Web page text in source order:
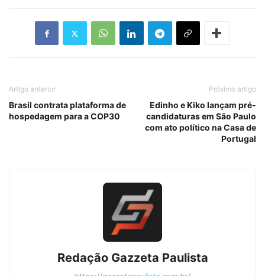
Artigo anterior
Brasil contrata plataforma de
hospedagem para a COP30
Próximo artigo
Edinho e Kiko lançam pré-
candidaturas em São Paulo
com ato político na Casa de
Portugal
Redação Gazzeta Paulista